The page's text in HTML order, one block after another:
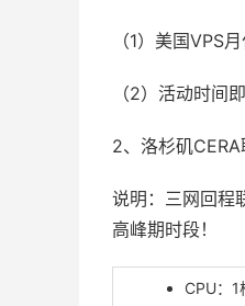
（1）美国
（2）活动时间
2、洛杉矶CERA
说明：三网回程
高峰期时段！
CPU：1